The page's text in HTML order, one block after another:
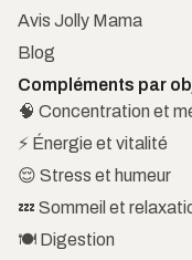
Avis Jolly Mama
Blog
Compléments par
🧠 Concentration et
⚡ Énergie et vitalité
😌 Stress et humeur
💤 Sommeil et
🍽️ Digestion